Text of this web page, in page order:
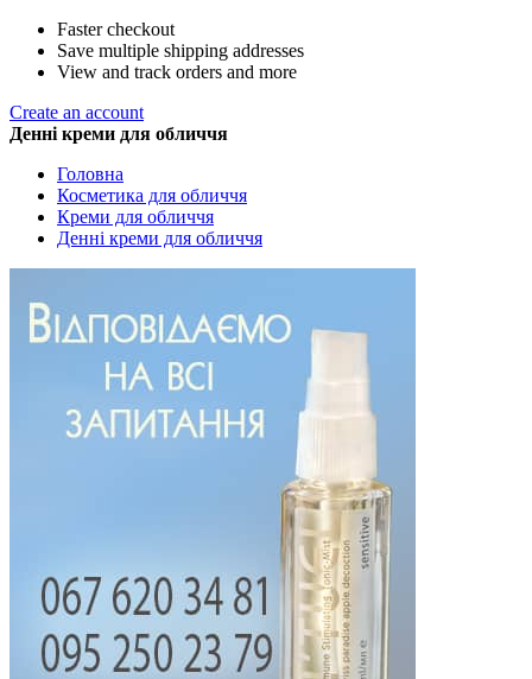
Faster checkout
Save multiple shipping addresses
View and track orders and more
Create an account
Денні креми для обличчя
Головна
Косметика для обличчя
Креми для обличчя
Денні креми для обличчя